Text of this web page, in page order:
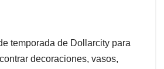
temporada de Dollarcity para
decoraciones, vasos,